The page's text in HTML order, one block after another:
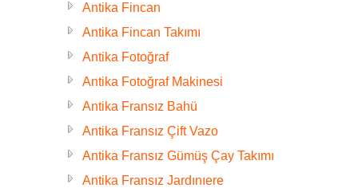
Antika Fincan
Antika Fincan Takımı
Antika Fotoğraf
Antika Fotoğraf Makinesi
Antika Fransız Bahü
Antika Fransız Çift Vazo
Antika Fransız Gümüş Çay Takımı
Antika Fransız Jardınıere